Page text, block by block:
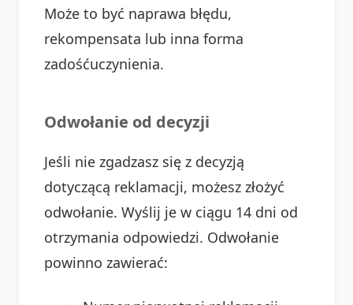
Może to być naprawa błędu,
rekompensata lub inna forma
zadośćuczynienia.
Odwołanie od decyzji
Jeśli nie zgadzasz się z decyzją
dotyczącą reklamacji, możesz złożyć
odwołanie. Wyślij je w ciągu 14 dni od
otrzymania odpowiedzi. Odwołanie
powinno zawierać: